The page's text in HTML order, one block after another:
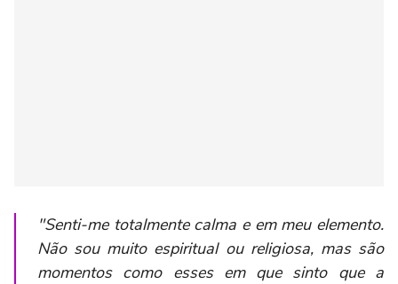
"Senti-me totalmente calma e em meu elemento.
Não sou muito espiritual ou religiosa, mas são
momentos como esses em que sinto que a